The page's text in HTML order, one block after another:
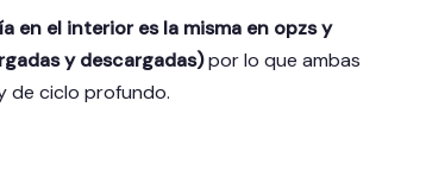
en el interior es la misma en opzs y
y descargadas)por lo que ambas
de ciclo profundo.